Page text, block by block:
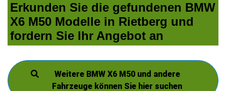
Erkunden Sie die gefundenen BMW
X6 M50 Modelle in Rietberg und
fordern Sie Ihr Angebot an
Weitere BMW X6 M50 und andere
Fahrzeuge können Sie hier suchen